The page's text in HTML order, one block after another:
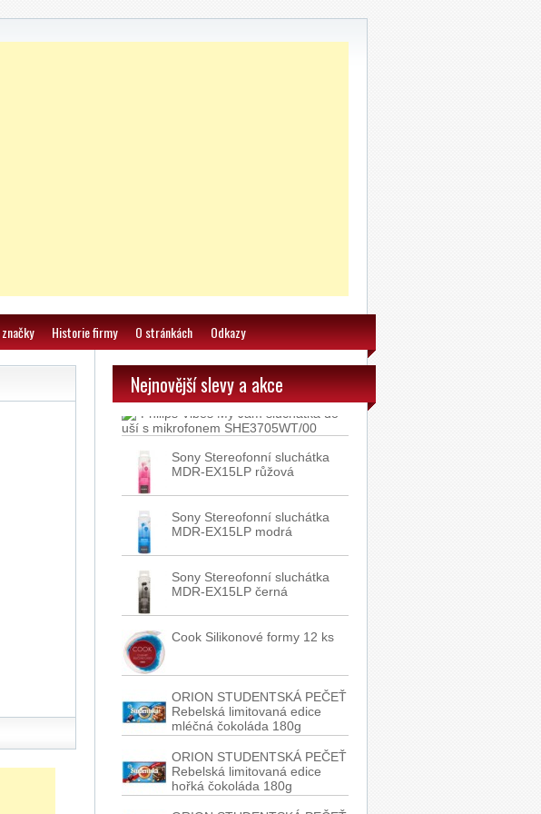
Historie firmy O stránkách Odkazy
Nejnovější slevy a akce
SLUCHATKA PHILIPS SHE3705BK
00
Philips Vibes My Jam sluchátka do
Sony Stereofonní sluchátka
MDR-EX15LP růžová
Sony Stereofonní sluchátka
MDR-EX15LP modrá
Sony Stereofonní sluchátka
MDR-EX15LP černá
Cook Silikonové formy 12 ks
ORION STUDENTSKÁ PEČEŤ
Rebelská limitovaná edice
mléčná čokoláda 180g
ORION STUDENTSKÁ PEČEŤ
Rebelská limitovaná edice
hořká čokoláda 180g
ORION STUDENTSKÁ PEČEŤ